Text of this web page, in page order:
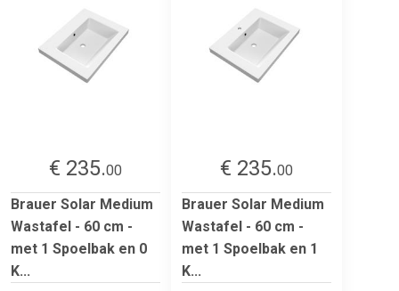
€ 235.00
Brauer Solar Medium
Wastafel - 60 cm -
met 1 Spoelbak en 0
K...
€ 235.00
Brauer Solar Medium
Wastafel - 60 cm -
met 1 Spoelbak en 1
K...